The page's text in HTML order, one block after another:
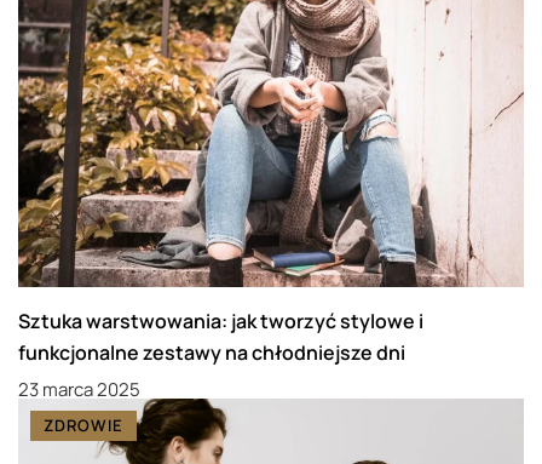
Sztuka warstwowania: jak tworzyć stylowe i
funkcjonalne zestawy na chłodniejsze dni
23 marca 2025
ZDROWIE